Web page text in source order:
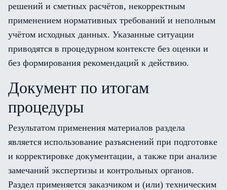
решений и сметных расчётов, некорректным
применением нормативных требований и неполным
учётом исходных данных. Указанные ситуации
приводятся в процедурном контексте без оценки и
без формирования рекомендаций к действию.
Документ по итогам
процедуры
Результатом применения материалов раздела
является использование разъяснений при подготовке
и корректировке документации, а также при анализе
замечаний экспертизы и контрольных органов.
Раздел применяется заказчиком и (или) техническим